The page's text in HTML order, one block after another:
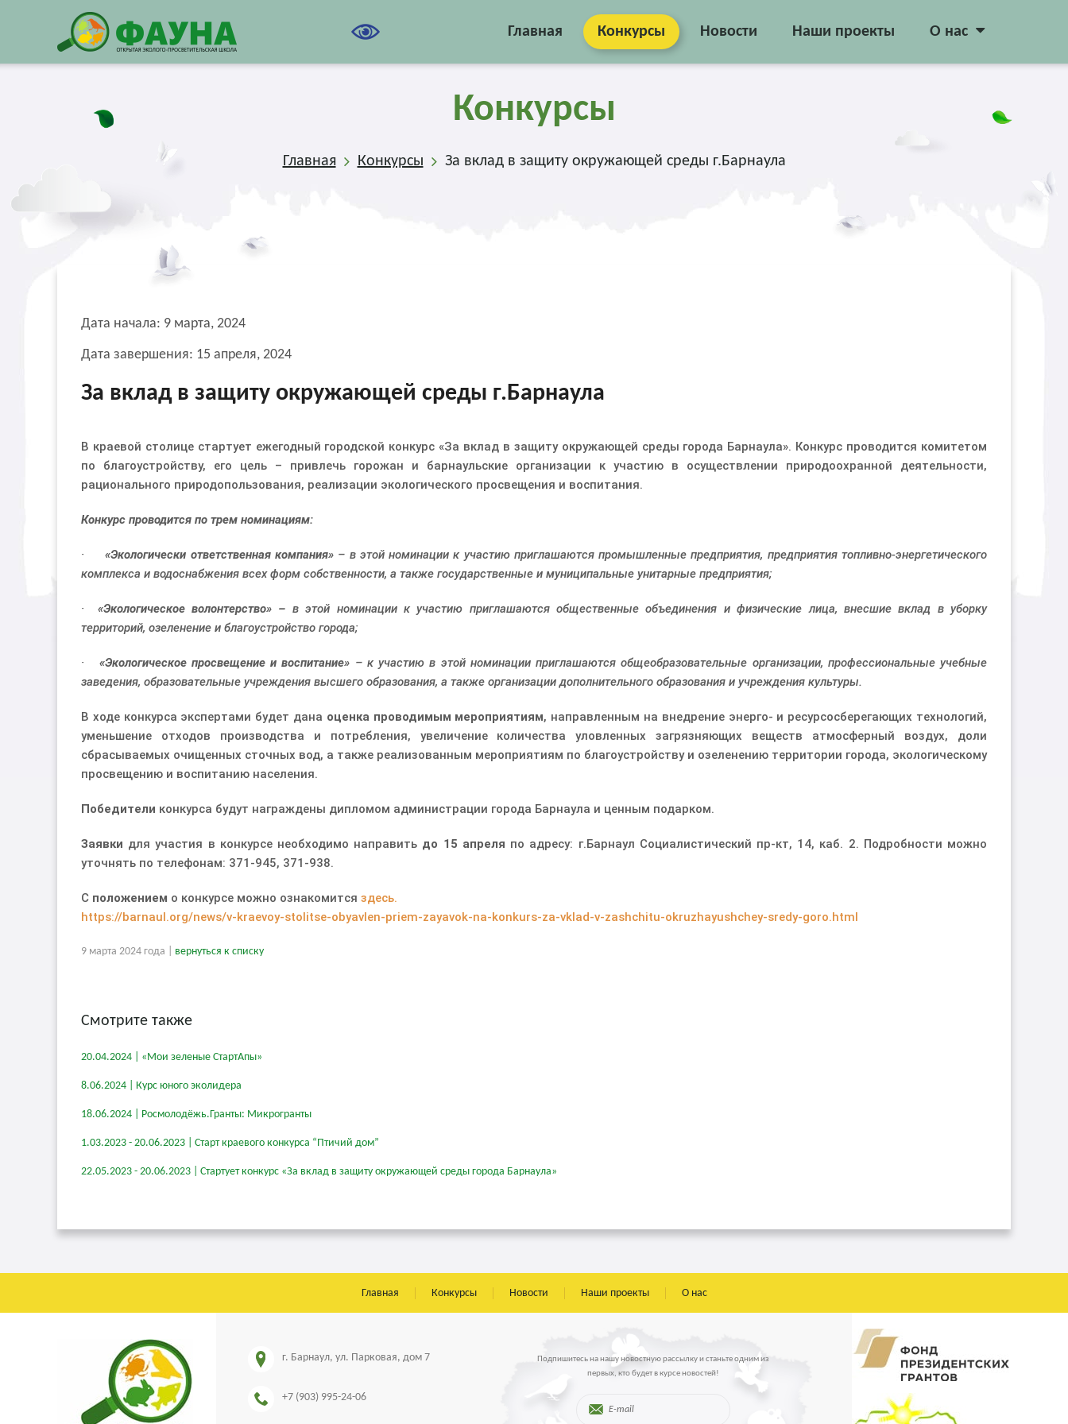
Главная Конкурсы Новости Наши проекты О нас
Конкурсы
Главная Конкурсы За вклад в защиту окружающей среды г.Барнаула
Дата начала: 9 марта, 2024
Дата завершения: 15 апреля, 2024
За вклад в защиту окружающей среды г.Барнаула
В краевой столице стартует ежегодный городской конкурс «За вклад в защиту окружающей среды города Барнаула». Конкурс проводится комитетом
по благоустройству, его цель – привлечь горожан и барнаульские организации к участию в осуществлении природоохранной деятельности,
рационального природопользования, реализации экологического просвещения и воспитания.
Конкурс проводится по трем номинациям:
·«Экологически ответственная компания»– в этой номинации к участию приглашаются промышленные предприятия, предприятия топливно-энергетического
комплекса и водоснабжения всех форм собственности, а также государственные и муниципальные унитарные предприятия;
· «Экологическое волонтерство» – в этой номинации к участию приглашаются общественные объединения и физические лица, внесшие вклад в уборку
территорий, озеленение и благоустройство города;
· «Экологическое просвещение и воспитание» – к участию в этой номинации приглашаются общеобразовательные организации, профессиональные учебные
заведения, образовательные учреждения высшего образования, а также организации дополнительного образования и учреждения культуры.
В ходе конкурса экспертами будет дана оценка проводимым мероприятиям, направленным на внедрение энерго- и ресурсосберегающих технологий,
уменьшение отходов производства и потребления, увеличение количества уловленных загрязняющих веществ атмосферный воздух, доли
сбрасываемых очищенных сточных вод, а также реализованным мероприятиям по благоустройству и озеленению территории города, экологическому
просвещению и воспитанию населения.
Победители конкурса будут награждены дипломом администрации города Барнаула и ценным подарком.
Заявки для участия в конкурсе необходимо направить до 15 апреля по адресу: г.Барнаул Социалистический пр-кт, 14, каб. 2. Подробности можно
уточнять по телефонам: 371-945, 371-938.
С положением о конкурсе можно ознакомится здесь.
-
-
ссылка
официальный
города
Барнаула
Источник:
https://barnaul.org/news/v-kraevoy-stolitse-obyavlen-priem-zayavok-na-konkurs-za-vklad-v-zashchitu-okruzhayushchey-sredy-goro.html
9 марта 2024 года | вернуться к списку
Смотрите также
20.04.2024 | «Мои зеленые СтартАпы»
8.06.2024 | Курс юного эколидера
18.06.2024 | Росмолодёжь.Гранты: Микрогранты
1.03.2023 - 20.06.2023 | Старт краевого конкурса “Птичий дом”
22.05.2023 - 20.06.2023 | Стартует конкурс «За вклад в защиту окружающей среды города Барнаула»
Главная Конкурсы Новости Наши проекты О нас
г. Барнаул, ул. Парковая, дом 7
+7 (903) 995-24-06
Подпишитесь на нашу новостную рассылку и станьте одним из
первых, кто будет в курсе новостей!